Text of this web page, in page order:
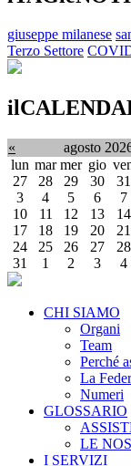
giuseppe milanese
Terzo Settore
« agosto
lun mar mer gio
27
28 29 30 31
3
4 5 6 7
10
11 12 13 14
17
18 19 20 21
24
25 26 27 28
31
1 2 3 4
CHI SIAMO
Organi
Team
Perché
La
Numeri
GLOSSARIO
LE
I SERVIZI